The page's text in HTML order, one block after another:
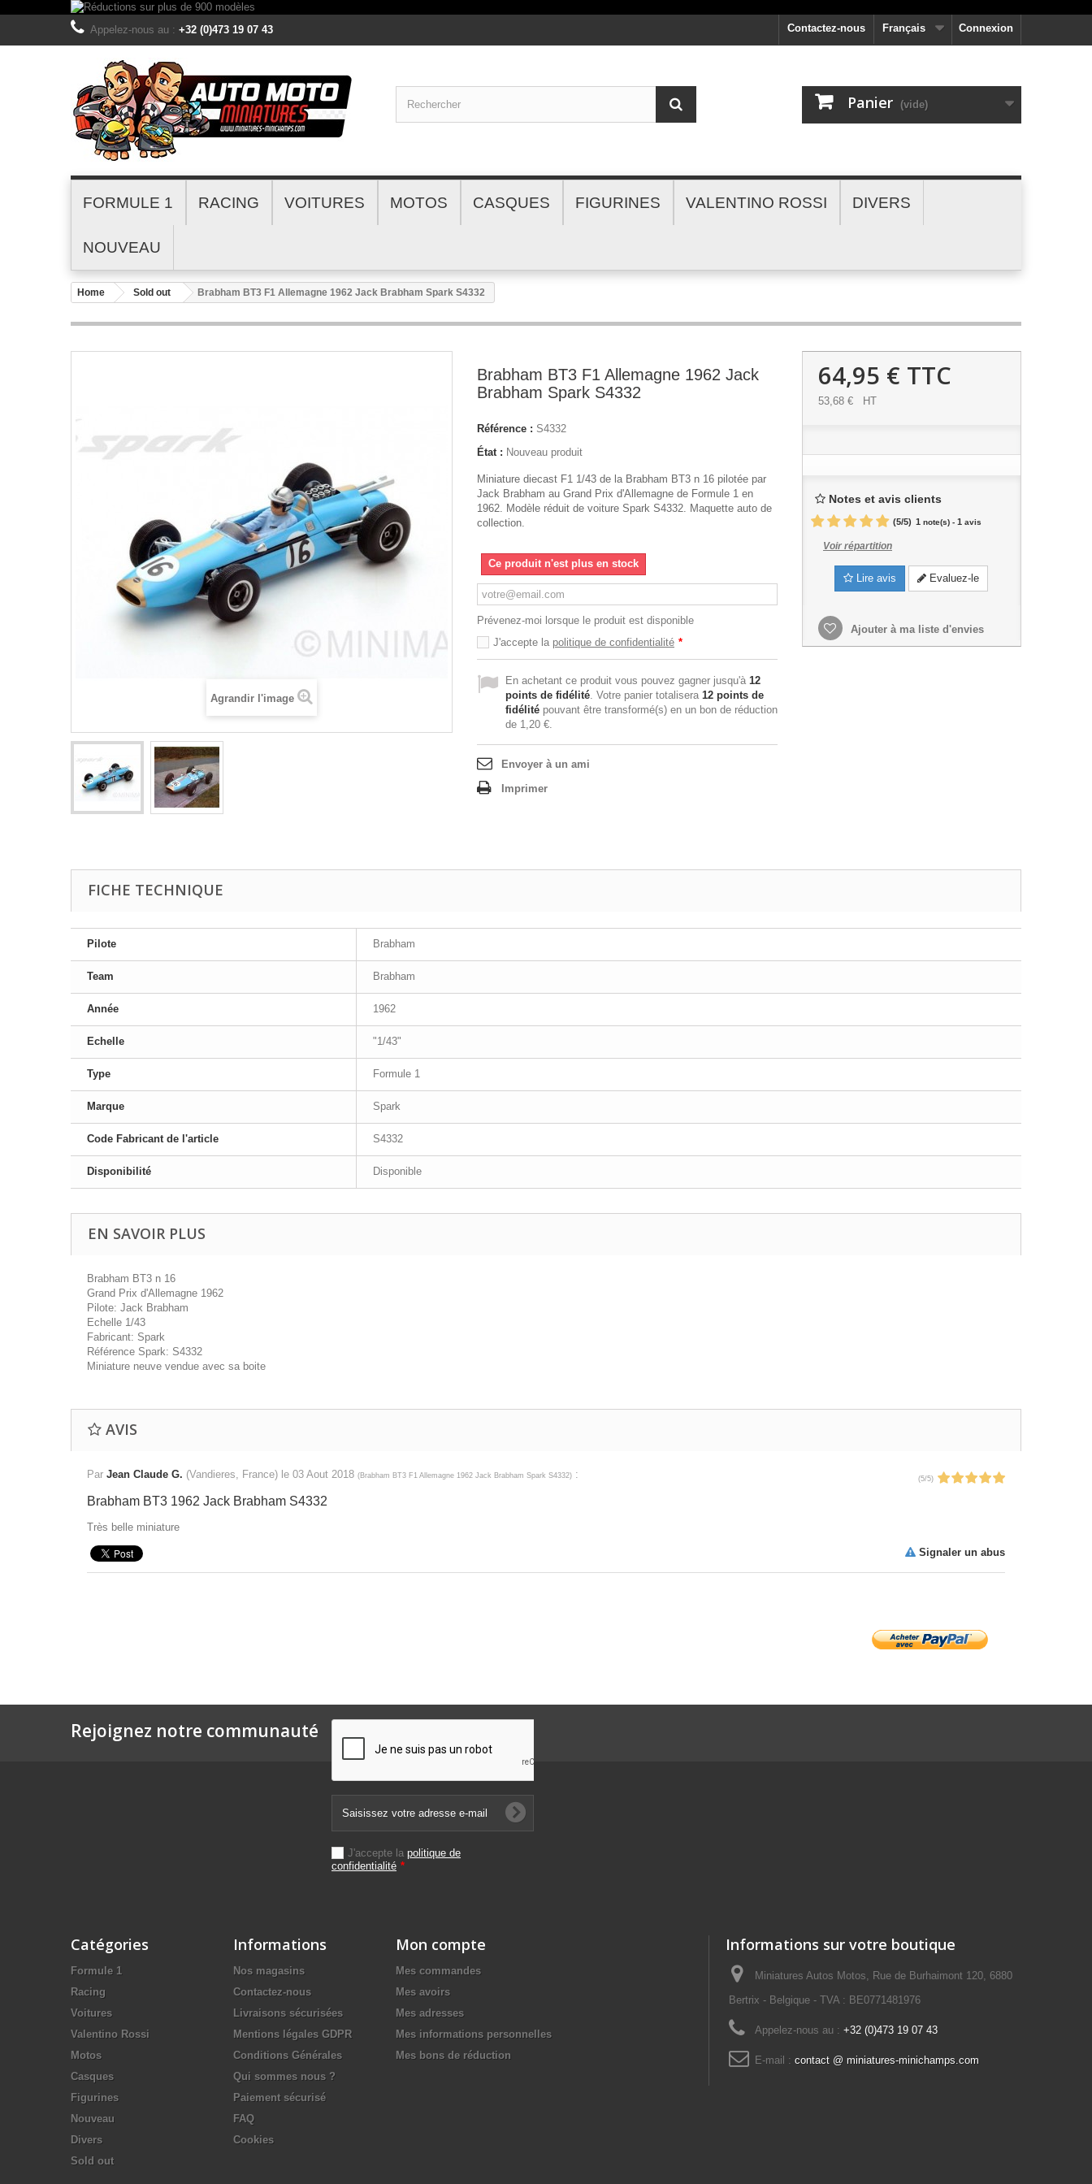
Connexion
Français
Contactez-nous
Appelez-nous au : +32 (0)473 19 07 43
Panier (vide)
FORMULE 1 RACING VOITURES MOTOS CASQUES FIGURINES VALENTINO ROSSI DIVERS
NOUVEAU
Home Sold out Brabham BT3 F1 Allemagne 1962 Jack Brabham Spark S4332
Agrandir l'image
Brabham BT3 F1 Allemagne 1962 Jack
Brabham Spark S4332
Référence : S4332
État : Nouveau produit
Miniature diecast F1 1/43 de la Brabham BT3 n 16 pilotée par
Jack Brabham au Grand Prix d'Allemagne de Formule 1 en
1962. Modèle réduit de voiture Spark S4332. Maquette auto de
collection.
Ce produit n'est plus en stock
Prévenez-moi lorsque le produit est disponible
J'accepte la politique de confidentialité *
En achetant ce produit vous pouvez gagner jusqu'à 12
points de fidélité. Votre panier totalisera 12 points de
fidélité pouvant être transformé(s) en un bon de réduction
de 1,20 €.
Envoyer à un ami
Imprimer
64,95 € TTC
53,68 € HT
Notes et avis clients
(5/5) 1 note(s) - 1 avis
Voir répartition
Lire avis Evaluez-le
Ajouter à ma liste d'envies
FICHE TECHNIQUE
Pilote Brabham
Team Brabham
Année 1962
Echelle "1/43"
Type Formule 1
Marque Spark
Code Fabricant de l'article S4332
Disponibilité Disponible
EN SAVOIR PLUS
Brabham BT3 n 16
Grand Prix d'Allemagne 1962
Pilote: Jack Brabham
Echelle 1/43
Fabricant: Spark
Référence Spark: S4332
Miniature neuve vendue avec sa boite
AVIS
Par Jean Claude G. (Vandieres, France) le 03 Aout 2018 (Brabham BT3 F1 Allemagne 1962 Jack Brabham Spark S4332) : (5/5)
Brabham BT3 1962 Jack Brabham S4332
Très belle miniature
Signaler un abus
Rejoignez notre communauté
J'accepte la politique de
confidentialité *
Catégories
Formule 1
Racing
Voitures
Valentino Rossi
Motos
Casques
Figurines
Nouveau
Divers
Sold out
Informations
Nos magasins
Contactez-nous
Livraisons sécurisées
Mentions légales GDPR
Conditions Générales
Qui sommes nous ?
Paiement sécurisé
FAQ
Cookies
Mon compte
Mes commandes
Mes avoirs
Mes adresses
Mes informations personnelles
Mes bons de réduction
Informations sur votre boutique
Miniatures Autos Motos, Rue de Burhaimont 120, 6880
Bertrix - Belgique - TVA : BE0771481976
Appelez-nous au : +32 (0)473 19 07 43
E-mail : contact @ miniatures-minichamps.com